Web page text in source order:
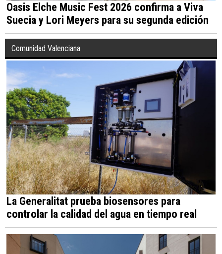
Oasis Elche Music Fest 2026 confirma a Viva
Suecia y Lori Meyers para su segunda edición
Comunidad Valenciana
La Generalitat prueba biosensores para
controlar la calidad del agua en tiempo real